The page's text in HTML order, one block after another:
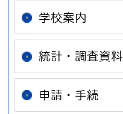
学校案内
統計・調査資料
申請・手続